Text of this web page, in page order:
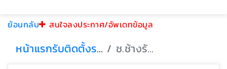
ย้อนกลับ สนใจลงประกาศ/อัพเดทข้อมูล
หน้าแรก รับติดตั้งระบบไฟฟ้า ช.ช้างรับเหมา